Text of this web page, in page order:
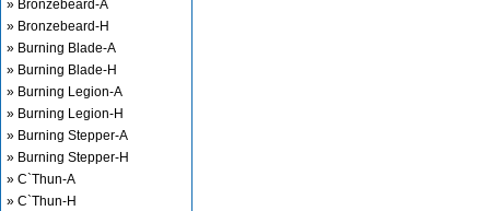
» Bronzebeard-A
» Bronzebeard-H
» Burning Blade-A
» Burning Blade-H
» Burning Legion-A
» Burning Legion-H
» Burning Stepper-A
» Burning Stepper-H
» C`Thun-A
» C`Thun-H